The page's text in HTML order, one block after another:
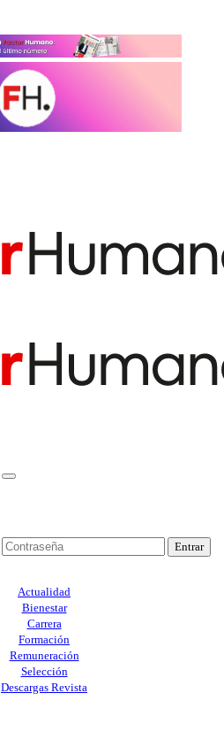
Entrar
Actualidad
Bienestar
Carrera
Formación
Remuneración
Selección
Descargas Revista